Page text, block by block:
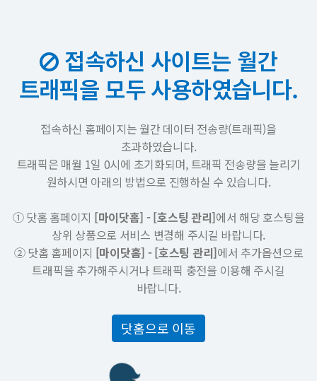
접속하신 사이트는 월간
트래픽을 모두 사용하였습니다.
접속하신 홈페이지는 월간 데이터 전송량(트래픽)을
초과하였습니다.
트래픽은 매월 1일 0시에 초기화되며, 트래픽 전송량을 늘리기
원하시면 아래의 방법으로 진행하실 수 있습니다.
① 닷홈 홈페이지 [마이닷홈] - [호스팅 관리]에서 해당 호스팅을
상위 상품으로 서비스 변경해 주시길 바랍니다.
② 닷홈 홈페이지 [마이닷홈] - [호스팅 관리]에서 추가옵션으로
트래픽을 추가해주시거나 트래픽 충전을 이용해 주시길
바랍니다.
닷홈으로 이동